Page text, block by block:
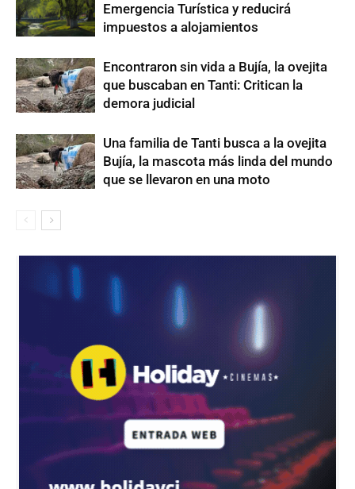
Emergencia Turística y reducirá
impuestos a alojamientos
Encontraron sin vida a Bujía, la ovejita
que buscaban en Tanti: Critican la
demora judicial
Una familia de Tanti busca a la ovejita
Bujía, la mascota más linda del mundo
que se llevaron en una moto